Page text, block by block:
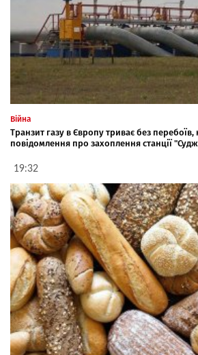
Війна
Транзит газу в Європу триває без
повідомлення про захоплення станції
19:32